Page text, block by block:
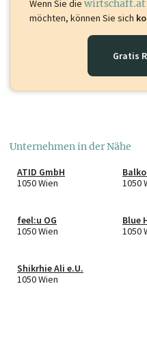
Wenn Sie die wirtschaft.at
möchten, können Sie sich
Gratis
Unternehmen in der Nähe
ATID GmbH
1050 Wien
1050
feel:u OG
1050 Wien
Blue
1050
Shikrhie Ali e.U.
1050 Wien